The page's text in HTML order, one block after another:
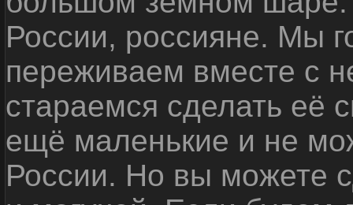
России, россияне. Мы
переживаем вместе с
стараемся сделать её
ещё маленькие и не
России. Но вы можете